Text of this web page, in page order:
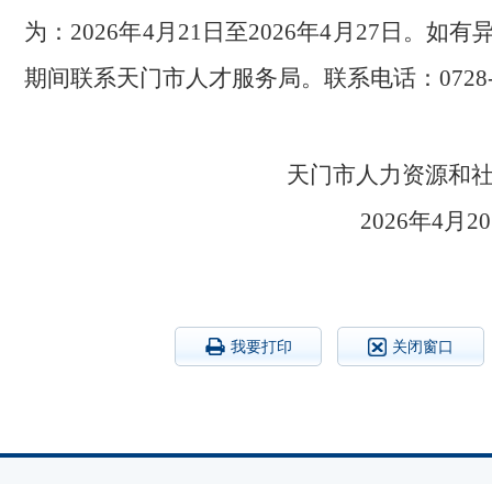
为：2026年4月21日至2026年4月27日。如有
期间联系天门市人才服务局。联系电话：
天门市人力资源
2026
我要打印 关闭窗口